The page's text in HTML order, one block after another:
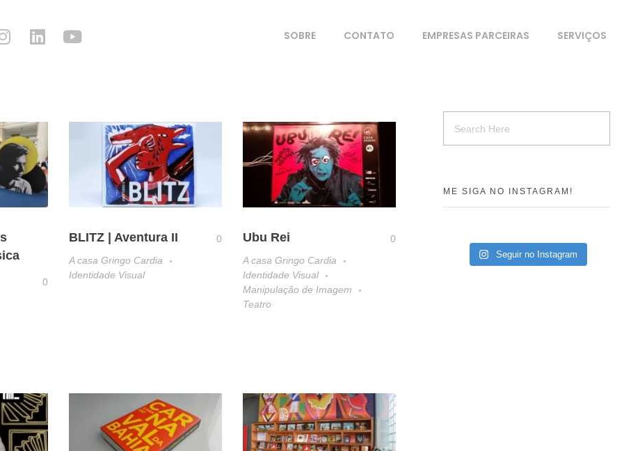
SOBRE CONTATO EMPRESAS PARCEIRAS SERVIÇOS
0
BLITZ | Aventura II
0
A casa Gringo Cardia
Identidade Visual
Ubu Rei
0
A casa Gringo Cardia
Identidade Visual
Manipulação de Imagem
Teatro
ME SIGA NO INSTAGRAM!
Seguir no Instagram